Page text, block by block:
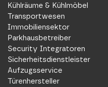
Kühlräume & Kühlmöbel
Transportwesen
Immobiliensektor
Parkhausbetreiber
Security Integratoren
Sicherheitsdienstleister
Aufzugsservice
Türenhersteller